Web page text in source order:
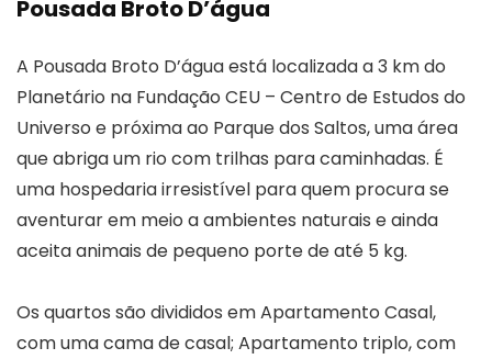
Pousada Broto D’água
A Pousada Broto D’água está localizada a 3 km do
Planetário na Fundação CEU – Centro de Estudos do
Universo e próxima ao Parque dos Saltos, uma área
que abriga um rio com trilhas para caminhadas. É
uma hospedaria irresistível para quem procura se
aventurar em meio a ambientes naturais e ainda
aceita animais de pequeno porte de até 5 kg.
Os quartos são divididos em Apartamento Casal,
com uma cama de casal; Apartamento triplo, com